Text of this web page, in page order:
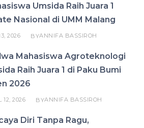
Umsida Raih Juara 1
Nasional di UMM Malang
2026 BYANNIFA BASSIROH
Mahasiswa Agroteknologi
Raih Juara 1 di Paku Bumi
2026
12, 2026 BYANNIFA BASSIROH
Diri Tanpa Ragu,